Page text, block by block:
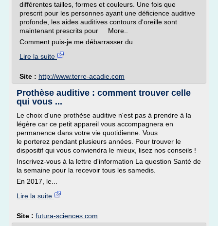
différentes tailles, formes et couleurs. Une fois que
prescrit pour les personnes ayant une déficience auditive
profonde, les aides auditives contours d'oreille sont
maintenant prescrits pour More..
Comment puis-je me débarrasser du...
Lire la suite
Site : http://www.terre-acadie.com
Prothèse auditive : comment trouver celle
qui vous ...
Le choix d'une prothèse auditive n'est pas à prendre à la
légère car ce petit appareil vous accompagnera en
permanence dans votre vie quotidienne. Vous
le porterez pendant plusieurs années. Pour trouver le
dispositif qui vous conviendra le mieux, lisez nos conseils !
Inscrivez-vous à la lettre d'information La question Santé de
la semaine pour la recevoir tous les samedis.
En 2017, le...
Lire la suite
Site : futura-sciences.com